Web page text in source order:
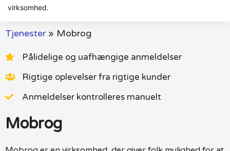
virksomhed.
Tjenester» Mobrog
Pålidelige og uafhængige anmeldelser
Rigtige oplevelser fra rigtige kunder
Anmeldelser kontrolleres manuelt
Mobrog